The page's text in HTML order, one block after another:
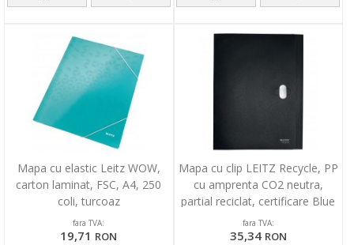
Mapa cu elastic Leitz WOW,
carton laminat, FSC, A4, 250
coli, turcoaz
fara TVA:
19,71 RON
Mapa cu clip LEITZ Recycle, PP
cu amprenta CO2 neutra,
partial reciclat, certificare Blue
Angel, rec
fara TVA:
35,34 RON